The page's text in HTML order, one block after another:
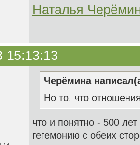
Наталья
15:13:13
Черёмина
Но то, что
что и понятно - 500
гегемонию с обеих